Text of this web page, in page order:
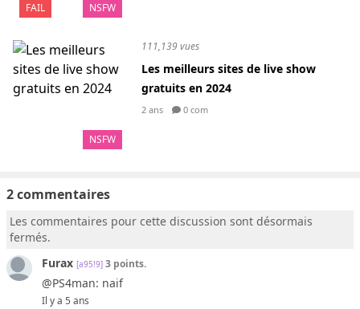
FAIL NSFW
NSFW
111,139 vues
Les meilleurs sites de live show
gratuits en 2024
2 ans 0 com
2 commentaires
Les commentaires pour cette discussion sont désormais
fermés.
Furax [a95!9] 3 points.
@PS4man: naif
Il y a 5 ans